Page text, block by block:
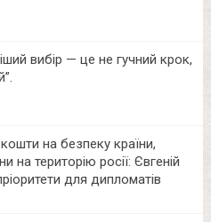
вибір — це не гучний крок,
на безпеку країни,
на територію росії: Євгеній
для дипломатів